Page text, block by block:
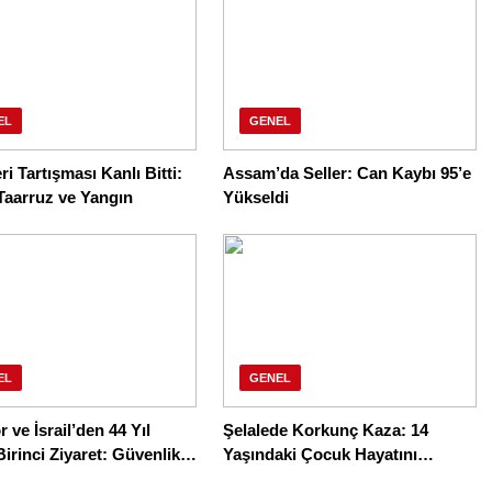
Tartışması Kanlı Bitti:
ve Yangın
GENEL
Assam’da Seller: Can Kaybı 95’e
Yükseldi
ve İsrail’den 44 Yıl
Ziyaret: Güvenlik
GENEL
Şelalede Korkunç Kaza: 14
Yaşındaki Çocuk Hayatını